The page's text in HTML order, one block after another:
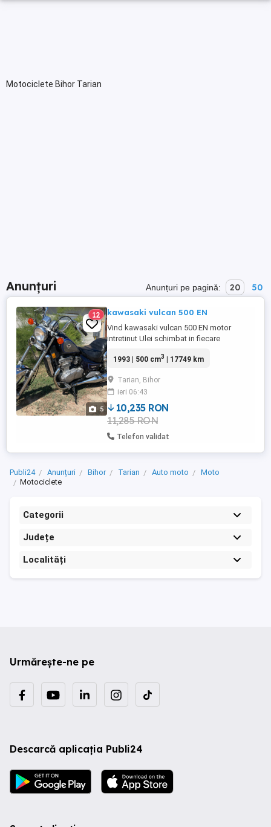
Motociclete Bihor Tarian
Anunțuri Anunțuri pe pagină: 20 50
5
12 kawasaki vulcan 500 EN
Vind kawasaki vulcan 500 EN motor
intretinut Ulei schimbat in fiecare
Carburator renoit Filtru de aer nou Pret in
vreau sa vind la cineva care o sa aiba grij
de ea Tel
1993 | 500 cm3 | 17749 km
Tarian, Bihor
ieri 06:43
10,235 RON
11,285 RON
Telefon validat
Publi24 Anunțuri Bihor Tarian Auto moto
Moto
Motociclete
Categorii
Județe
Localități
Urmărește-ne pe
Descarcă aplicația Publi24